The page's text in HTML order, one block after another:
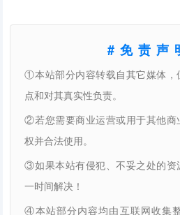
#免责声
①本站部分内容转载自其它媒体，
点和对其真实性负责。
②若您需要商业运营或用于其他商
权并合法使用。
③如果本站有侵犯、不妥之处的资
一时间解决！
④本站部分内容均由互联网收集